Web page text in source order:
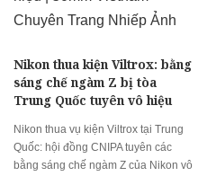
Nikon thua kiện Viltrox: bằng
sáng chế ngàm Z bị tòa
Trung Quốc tuyên vô hiệu
Nikon thua vụ kiện Viltrox tại Trung
Quốc: hội đồng CNIPA tuyên các
bằng sáng chế ngàm Z của Nikon vô